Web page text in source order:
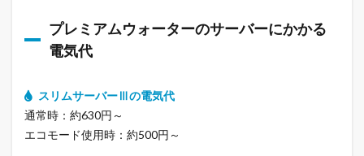
プレミアムウォーターのサーバーにかかる
電気代
スリムサーバーⅢの電気代
通常時：約630円～
エコモード使用時：約500円～